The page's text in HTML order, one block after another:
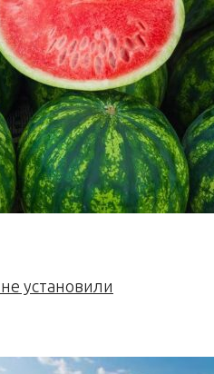
установили